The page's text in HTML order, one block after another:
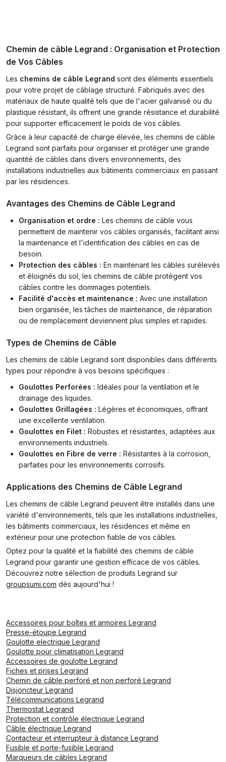
Chemin de câble Legrand : Organisation et Protection
de Vos Câbles
Les chemins de câble Legrand sont des éléments essentiels
pour votre projet de câblage structuré. Fabriqués avec des
matériaux de haute qualité tels que de l'acier galvanisé ou du
plastique résistant, ils offrent une grande résistance et durabilité
pour supporter efficacement le poids de vos câbles.
Grâce à leur capacité de charge élevée, les chemins de câble
Legrand sont parfaits pour organiser et protéger une grande
quantité de câbles dans divers environnements, des
installations industrielles aux bâtiments commerciaux en passant
par les résidences.
Avantages des Chemins de Câble Legrand
Organisation et ordre : Les chemins de câble vous
permettent de maintenir vos câbles organisés, facilitant ainsi
la maintenance et l'identification des câbles en cas de
besoin.
Protection des câbles : En maintenant les câbles surélevés
et éloignés du sol, les chemins de câble protègent vos
câbles contre les dommages potentiels.
Facilité d'accès et maintenance : Avec une installation
bien organisée, les tâches de maintenance, de réparation
ou de remplacement deviennent plus simples et rapides.
Types de Chemins de Câble
Les chemins de câble Legrand sont disponibles dans différents
types pour répondre à vos besoins spécifiques :
Goulottes Perforées : Idéales pour la ventilation et le
drainage des liquides.
Goulottes Grillagées : Légères et économiques, offrant
une excellente ventilation.
Goulottes en Filet : Robustes et résistantes, adaptées aux
environnements industriels.
Goulottes en Fibre de verre : Résistantes à la corrosion,
parfaites pour les environnements corrosifs.
Applications des Chemins de Câble Legrand
Les chemins de câble Legrand peuvent être installés dans une
variété d'environnements, tels que les installations industrielles,
les bâtiments commerciaux, les résidences et même en
extérieur pour une protection fiable de vos câbles.
Optez pour la qualité et la fiabilité des chemins de câble
Legrand pour garantir une gestion efficace de vos câbles.
Découvrez notre sélection de produits Legrand sur
groupsumi.com dès aujourd'hui !
Accessoires pour boîtes et armoires Legrand
Presse-étoupe Legrand
Goulotte electrique Legrand
Goulotte pour climatisation Legrand
Accessoires de goulotte Legrand
Fiches et prises Legrand
Chemin de câble perforé et non perforé Legrand
Disjoncteur Legrand
Télécommunications Legrand
Thermostat Legrand
Protection et contrôle électrique Legrand
Câble électrique Legrand
Contacteur et interrupteur à distance Legrand
Fusible et porte-fusible Legrand
Marqueurs de câbles Legrand